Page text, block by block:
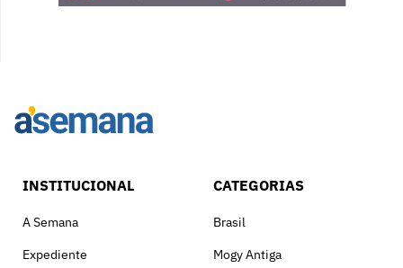
INSTITUCIONAL
A Semana
Expediente
CATEGORIAS
Brasil
Mogy Antiga